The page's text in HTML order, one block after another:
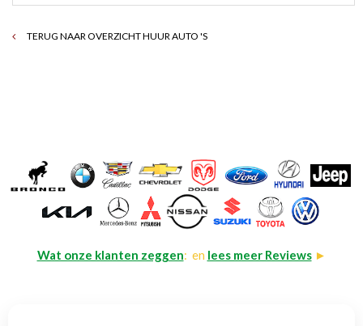
TERUG NAAR OVERZICHT HUUR AUTO 'S
Wat onze klanten zeggen: en lees meer Reviews►